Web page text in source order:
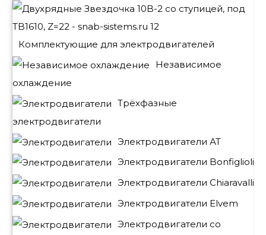
Комплектующие для электродвигателей
Независимое
охлаждение
Трёхфазные
электродвигатели
Электродвигатели АТ
Электродвигатели Bonfiglioli
Электродвигатели Chiaravalli
Электродвигатели Elvem
Электродвигатели со